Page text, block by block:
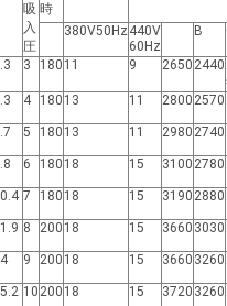
吸
入
圧
時
380V50Hz440V
60Hz
B
3 180 11 9 2650 2440
4 180 13 11 2800 2570
5 180 13 11 2980 2740
6 180 18 15 3100 2780
7 180 18 15 3190 2880
8 200 18 15 3660 3030
9 200 18 15 3660 3260
10 200 18 15 3720 3260